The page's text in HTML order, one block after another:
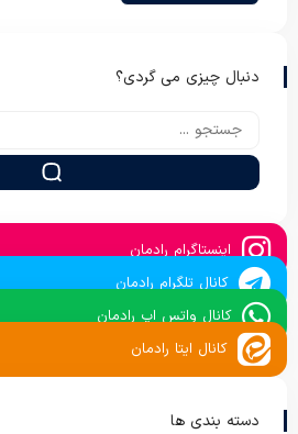
دنبال چیزی می گردی؟
اینستاگرام رادمان
کانال تلگرام رادمان
کانال واتس اپ رادمان
کانال ایتا رادمان
دسته بندی ها